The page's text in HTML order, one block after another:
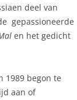
deel van
gepassioneerde
en het gedicht
1989 begon te
aan of